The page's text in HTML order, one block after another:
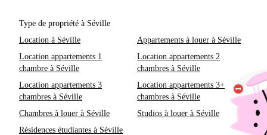
Type de propriété à Séville
Location à Séville
Appartements à louer à Séville
Location appartements 1
chambre à Séville
Location appartements 2
chambres à Séville
Location appartements 3
chambres à Séville
Location appartements 3+
chambres à Séville
Chambres à louer à Séville
Studios à louer à Séville
Résidences étudiantes à Séville